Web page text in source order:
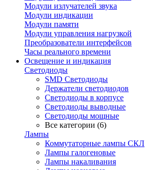
Модули излучателей звука
Модули индикации
Модули памяти
Модули управления нагрузкой
Преобразователи интерфейсов
Часы реального времени
Освещение и индикация
Светодиоды
SMD Светодиоды
Держатели светодиодов
Светодиоды в корпусе
Светодиоды выводные
Светодиоды мощные
Все категории (6)
Лампы
Коммутаторные лампы СКЛ
Лампы галогеновые
Лампы накаливания